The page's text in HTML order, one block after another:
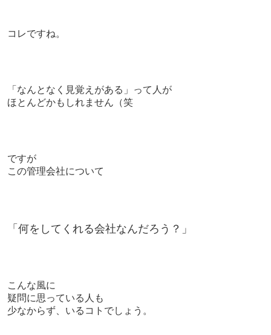
コレですね。
「なんとなく見覚えがある」って人が
ほとんどかもしれません（笑
ですが
この管理会社について
「何をしてくれる会社なんだろう？」
こんな風に
疑問に思っている人も
少なからず、いるコトでしょう。